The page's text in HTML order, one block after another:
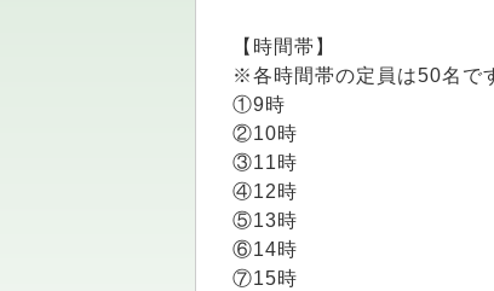
【時間帯】
※各時間帯の定員は50名で
①9時
②10時
③11時
④12時
⑤13時
⑥14時
⑦15時